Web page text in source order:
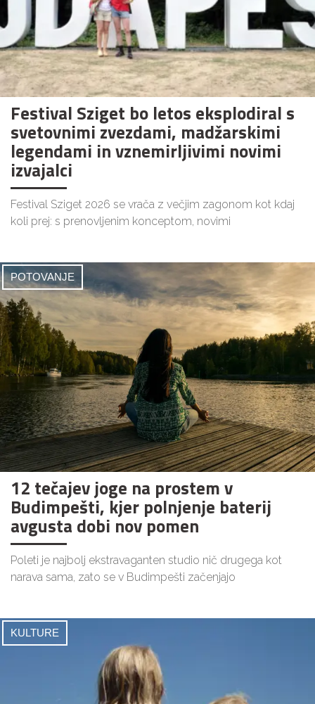
Festival Sziget bo letos eksplodiral s
svetovnimi zvezdami, madžarskimi
legendami in vznemirljivimi novimi
izvajalci
Festival Sziget 2026 se vrača z večjim zagonom kot kdaj
koli prej: s prenovljenim konceptom, novimi
POTOVANJE
12 tečajev joge na prostem v
Budimpešti, kjer polnjenje baterij
avgusta dobi nov pomen
Poleti je najbolj ekstravaganten studio nič drugega kot
narava sama, zato se v Budimpešti začenjajo
KULTURE